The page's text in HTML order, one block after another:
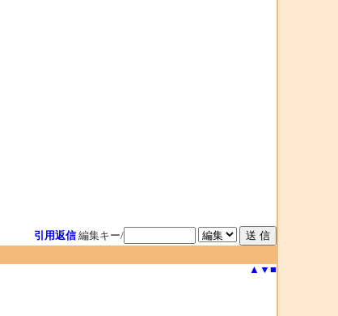
引用返信 編集キー/
▲ ▼ ■